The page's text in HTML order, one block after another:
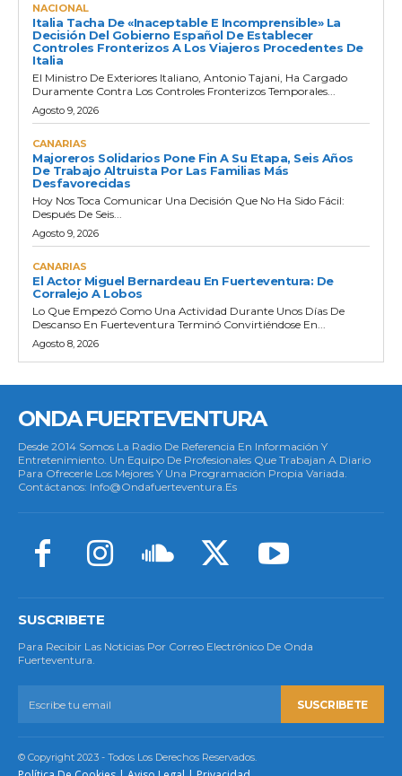
NACIONAL
Italia Tacha De «inaceptable E Incomprensible» La
Decisión Del Gobierno Español De Establecer
Controles Fronterizos A Los Viajeros Procedentes De
Italia
El Ministro De Exteriores Italiano, Antonio Tajani, Ha Cargado
Duramente Contra Los Controles Fronterizos Temporales...
Agosto 9, 2026
CANARIAS
Majoreros Solidarios Pone Fin A Su Etapa, Seis Años
De Trabajo Altruista Por Las Familias Más
Desfavorecidas
Hoy Nos Toca Comunicar Una Decisión Que No Ha Sido Fácil:
Después De Seis...
Agosto 9, 2026
CANARIAS
El Actor Miguel Bernardeau En Fuerteventura: De
Corralejo A Lobos
Lo Que Empezó Como Una Actividad Durante Unos Días De
Descanso En Fuerteventura Terminó Convirtiéndose En...
Agosto 8, 2026
ONDA FUERTEVENTURA
Desde 2014 Somos La Radio De Referencia En Información Y
Entretenimiento. Un Equipo De Profesionales Que Trabajan A Diario
Para Ofrecerle Los Mejores Y Una Programación Propia Variada.
Contáctanos: Info@ondafuerteventura.es
SUSCRIBETE
Para Recibir Las Noticias Por Correo Electrónico De Onda
Fuerteventura.
SUSCRIBETE
© Copyright 2023 - Todos Los Derechos Reservados.